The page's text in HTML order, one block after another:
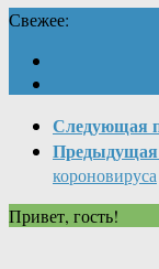
Свежее:
Следующая
Предыдущая
короновируса
Привет, гость!